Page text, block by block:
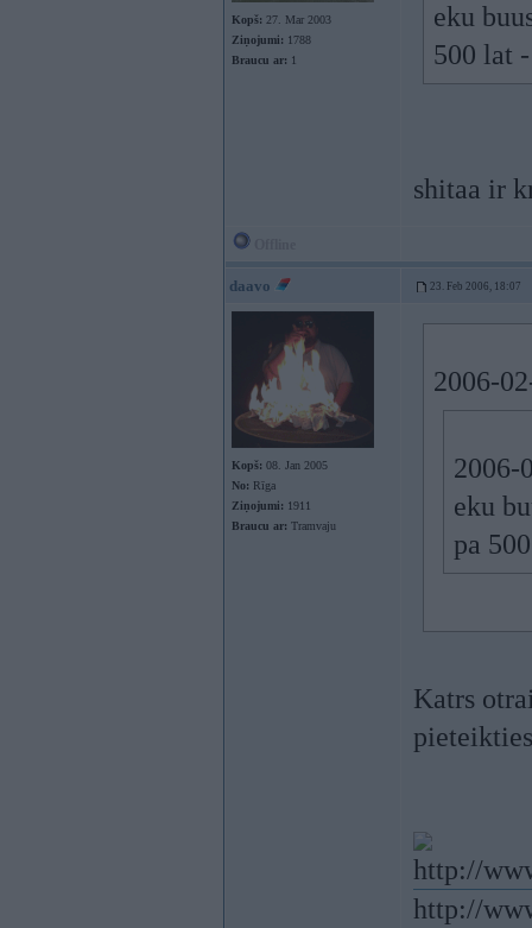
Kopš: 27. Mar 2003
Ziņojumi: 1788
Braucu ar: 1
eku
500 lat
shitaa ir
daavo 23. Feb 2006, 18:07
Kopš: 08. Jan 2005
No: Rīga
Ziņojumi: 1911
Braucu ar: Tramvaju
2006-
2006-
eku
pa
Katrs
http://